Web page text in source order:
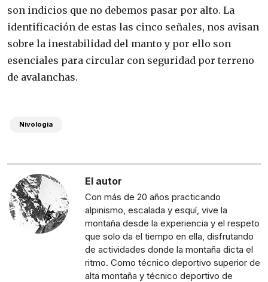
son indicios que no debemos pasar por alto. La
identificación de estas las cinco señales, nos avisan
sobre la inestabilidad del manto y por ello son
esenciales para circular con seguridad por terreno
de avalanchas.
Nivologia
El autor
Con más de 20 años practicando
alpinismo, escalada y esquí, vive la
montaña desde la experiencia y el respeto
que solo da el tiempo en ella, disfrutando
de actividades donde la montaña dicta el
ritmo. Como técnico deportivo superior de
alta montaña y técnico deportivo de